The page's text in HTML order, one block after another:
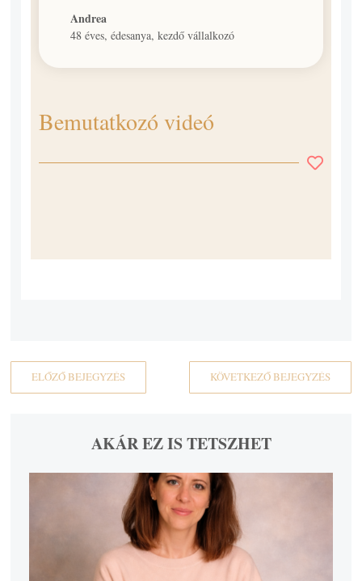
Andrea
48 éves, édesanya, kezdő vállalkozó
Bemutatkozó videó
ELŐZŐ BEJEGYZÉS KÖVETKEZŐ BEJEGYZÉS
AKÁR EZ IS TETSZHET